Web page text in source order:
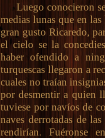
Luego conocieron
medias lunas que en
gran gusto Ricaredo,
el cielo se la
haber ofendido a
turquescas llegaron a
cuales no traían
por desmentir a quien
tuviese por navíos de
naves derrotadas de
rendirían. Fuéronse